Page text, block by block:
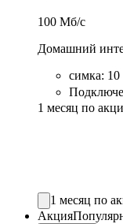
100 Мб/c
Домашний
симка: 10
1 месяц по
1 месяц по
Акция